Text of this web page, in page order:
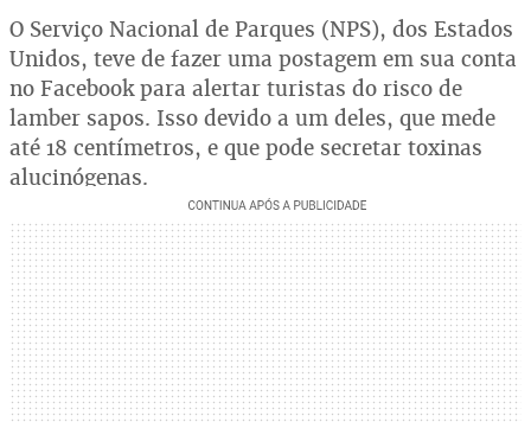
O Serviço Nacional de Parques (NPS), dos Estados
Unidos, teve de fazer uma postagem em sua conta
no Facebook para alertar turistas do risco de
lamber sapos. Isso devido a um deles, que mede
até 18 centímetros, e que pode secretar toxinas
alucinógenas.